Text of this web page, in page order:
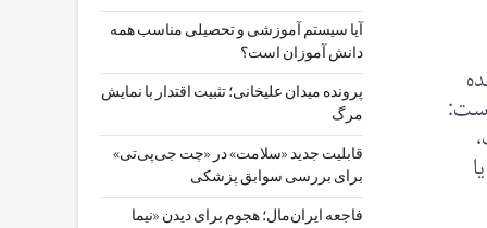
آیا سیستم آموزشی و تحصیلی مناسب همه
دانش آموزان است؟
پرونده میدان علیخانی؛ تثبیت اقتدار با نمایش
مرگ
قابلیت جدید «سلامت» در «چت ‌جی‌پی‌تی»
برای بررسی سوابق پزشکی
فاجعه ایران‌مال؛ هجوم برای دیدن «نیما